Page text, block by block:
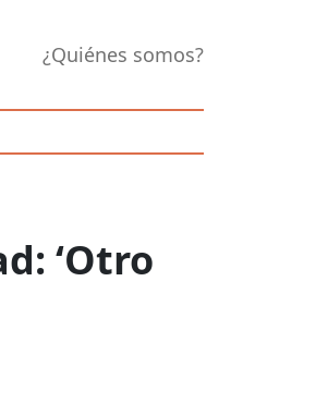
¿Quiénes somos?
‘Otro